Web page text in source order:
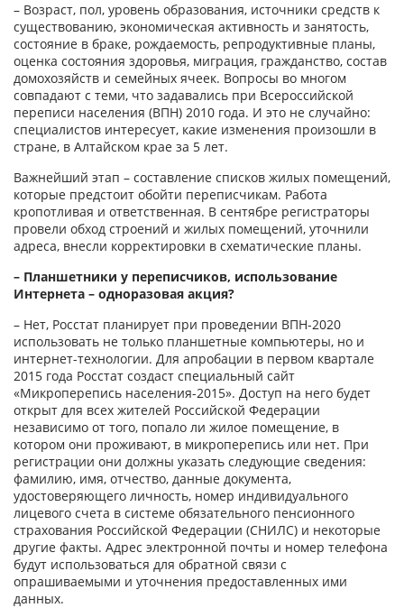
– Возраст, пол, уровень образования, источники средств к
существованию, экономическая активность и занятость,
состояние в браке, рождаемость, репродуктивные планы,
оценка состояния здоровья, миграция, гражданство, состав
домохозяйств и семейных ячеек. Вопросы во многом
совпадают с теми, что задавались при Всероссийской
переписи населения (ВПН) 2010 года. И это не случайно:
специалистов интересует, какие изменения произошли в
стране, в Алтайском крае за 5 лет.
Важнейший этап – составление списков жилых помещений,
которые предстоит обойти переписчикам. Работа
кропотливая и ответственная. В сентябре регистраторы
провели обход строений и жилых помещений, уточнили
адреса, внесли корректировки в схематические планы.
– Планшетники у переписчиков, использование
Интернета – одноразовая акция?
– Нет, Росстат планирует при проведении ВПН-2020
использовать не только планшетные компьютеры, но и
интернет-технологии. Для апробации в первом квартале
2015 года Росстат создаст специальный сайт
«Микроперепись населения-2015». Доступ на него будет
открыт для всех жителей Российской Федерации
независимо от того, попало ли жилое помещение, в
котором они проживают, в микроперепись или нет. При
регистрации они должны указать следующие сведения:
фамилию, имя, отчество, данные документа,
удостоверяющего личность, номер индивидуального
лицевого счета в системе обязательного пенсионного
страхования Российской Федерации (СНИЛС) и некоторые
другие факты. Адрес электронной почты и номер телефона
будут использоваться для обратной связи с
опрашиваемыми и уточнения предоставленных ими
данных.